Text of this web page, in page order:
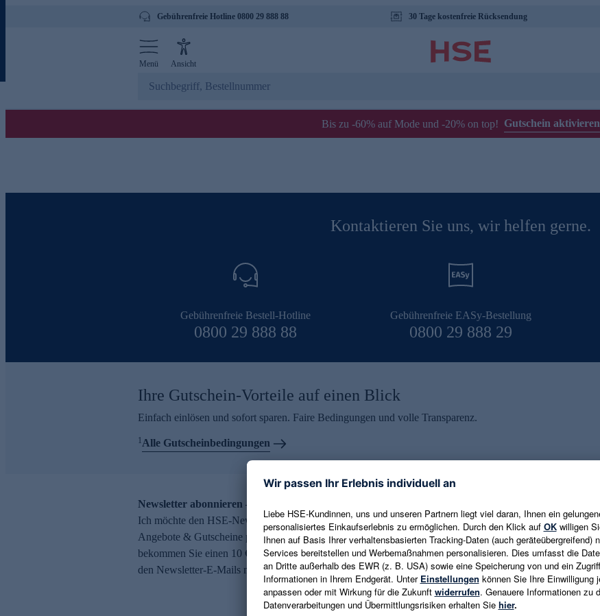
Gebührenfreie Hotline 0800 29 888 88 30 Tage kostenfreie Rücksendung
Menü Ansicht
Bis zu -60% auf Mode und -20% on top! Gutschein aktivieren
Kontaktieren Sie uns, wir helfen gerne.
Gebührenfreie Bestell-Hotline
0800 29 888 88
Gebührenfreie EASy-Bestellung
0800 29 888 29
Ihre Gutschein-Vorteile auf einen Blick
Einfach einlösen und sofort sparen. Faire Bedingungen und volle Transparenz.
1Alle Gutscheinbedingungen
Newsletter abonnieren – 10 € Gutschein erhalten
Ich möchte den HSE-Newsletter abonnieren und aktuelle Trends,
Angebote & Gutscheine per E-Mail erhalten. Als Dankeschön
bekommen Sie einen 10 € Gutschein. Eine Abmeldung ist jederzeit in
den Newsletter-E-Mails möglich.
E-Mail-Adresse eingeben
Es gelten die Datenschutzrichtlinien